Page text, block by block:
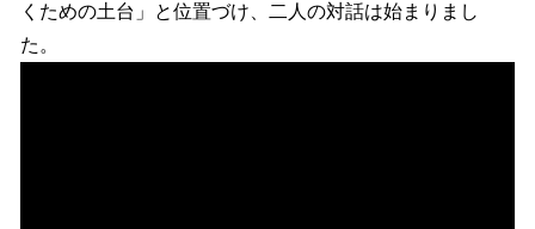
くための土台」と位置づけ、二人の対話は始まりまし
た。